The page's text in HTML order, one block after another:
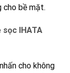
cho bề mặt.
sọc IHATA
cho không